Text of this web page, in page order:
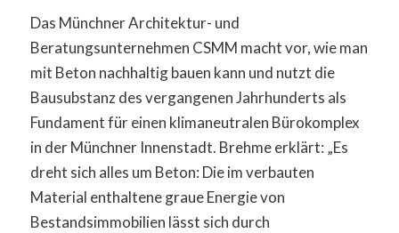
Das Münchner Architektur- und
Beratungsunternehmen CSMM macht vor, wie man
mit Beton nachhaltig bauen kann und nutzt die
Bausubstanz des vergangenen Jahrhunderts als
Fundament für einen klimaneutralen Bürokomplex
in der Münchner Innenstadt. Brehme erklärt: „Es
dreht sich alles um Beton: Die im verbauten
Material enthaltene graue Energie von
Bestandsimmobilien lässt sich durch